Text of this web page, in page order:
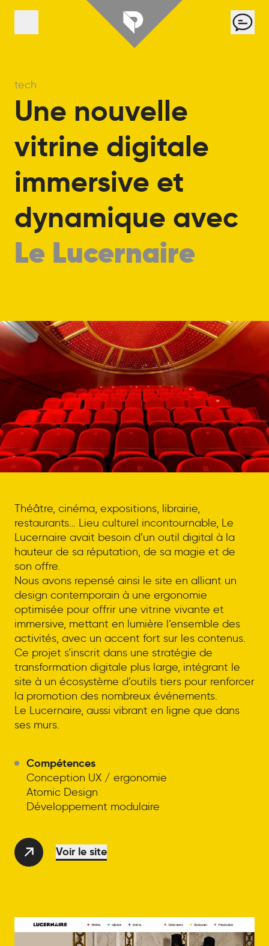
tech
Une nouvelle
vitrine digitale
immersive et
dynamique avec
Le Lucernaire
Théâtre, cinéma, expositions, librairie,
restaurants… Lieu culturel incontournable, Le
Lucernaire avait besoin d’un outil digital à la
hauteur de sa réputation, de sa magie et de
son offre.
Nous avons repensé ainsi le site en alliant un
design contemporain à une ergonomie
optimisée pour offrir une vitrine vivante et
immersive, mettant en lumière l’ensemble des
activités, avec un accent fort sur les contenus.
Ce projet s’inscrit dans une stratégie de
transformation digitale plus large, intégrant le
site à un écosystème d’outils tiers pour renforcer
la promotion des nombreux événements.
Le Lucernaire, aussi vibrant en ligne que dans
ses murs.
Compétences
Conception UX / ergonomie
Atomic Design
Développement modulaire
Voir le site
Panneau de gestion des cookies